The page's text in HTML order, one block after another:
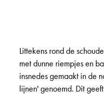
Littekens rond de
met dunne riempjes en
insnedes gemaakt in de
lijnen' genoemd. Dit